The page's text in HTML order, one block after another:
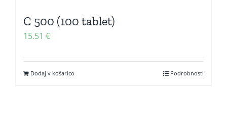
C 500 (100 tablet)
15.51 €
Dodaj v košarico Podrobnosti